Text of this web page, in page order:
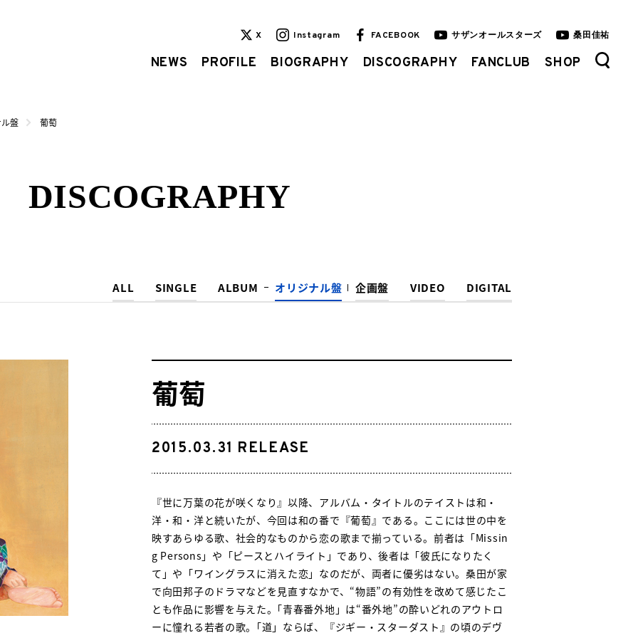
X Instagram FACEBOOK サザンオールスターズ 桑田佳祐
NEWS PROFILE BIOGRAPHY DISCOGRAPHY FANCLUB SHOP
盤 葡萄
DISCOGRAPHY
ALL SINGLE ALBUM オリジナル盤 企画盤 VIDEO DIGITAL
葡萄
2015.03.31 RELEASE
『世に万葉の花が咲くなり』以降、アルバム・タイトルのテイストは和・
洋・和・洋と続いたが、今回は和の番で『葡萄』である。ここには世の中を
映すあらゆる歌、社会的なものから恋の歌まで揃っている。前者は「Missin
g Persons」や「ピースとハイライト」であり、後者は「彼氏になりたく
て」や「ワイングラスに消えた恋」なのだが、両者に優劣はない。桑田が家
で向田邦子のドラマなどを見直すなかで、“物語”の有効性を改めて感じたこ
とも作品に影響を与えた。｢青春番外地」は“番外地”の酔いどれのアウトロ
ーに憧れる若者の歌。｢道」ならば、『ジギー・スターダスト』の頃のデヴ